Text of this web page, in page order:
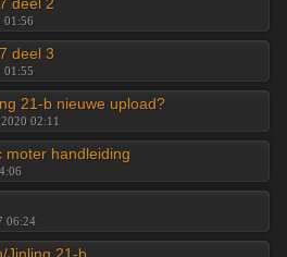
01:56
deel 3
01:55
21-b nieuwe upload?
02:11
moter handleiding
06:24